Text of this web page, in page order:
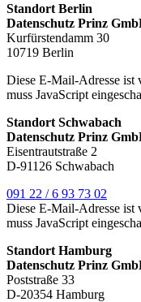
Standort Berlin
Datenschutz Prinz
Kurfürstendamm 30
10719 Berlin
Diese E-Mail-Adresse ist
muss JavaScript
Standort Schwabach
Datenschutz Prinz
Eisentrautstraße 2
D-91126 Schwabach
091 22 / 6 93 73 02
Diese E-Mail-Adresse ist
muss JavaScript
Standort Hamburg
Datenschutz Prinz
Poststraße 33
D-20354 Hamburg